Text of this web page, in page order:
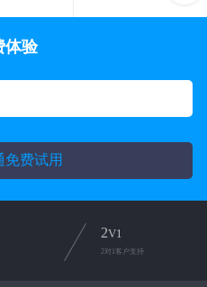
体验
免费试用
2V1
2对1客户支持